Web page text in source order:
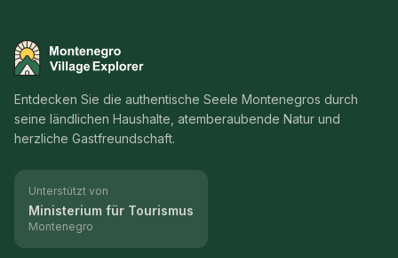
Montenegro Village Explorer
Entdecken Sie die authentische Seele Montenegros durch
seine ländlichen Haushalte, atemberaubende Natur und
herzliche Gastfreundschaft.
Unterstützt von
Ministerium für Tourismus
Montenegro